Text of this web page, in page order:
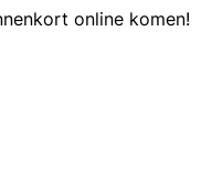
online komen!